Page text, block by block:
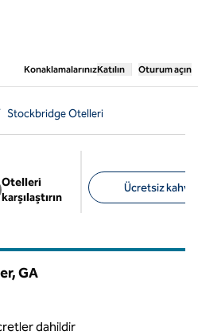
Konaklamalarınız,Yeni bir sekme
Katılın Oturum açın
Stockbridge Otelleri
Otelleri
karşılaştırın
Ücretsiz
GA
dahildir